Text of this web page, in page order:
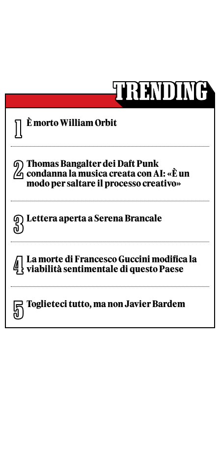
È morto William Orbit
Thomas Bangalter dei Daft Punk
condanna la musica creata con AI: «È un
modo per saltare il processo creativo»
Lettera aperta a Serena Brancale
La morte di Francesco Guccini modifica la
viabilità sentimentale di questo Paese
Toglieteci tutto, ma non Javier Bardem